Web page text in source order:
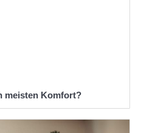
meisten Komfort?